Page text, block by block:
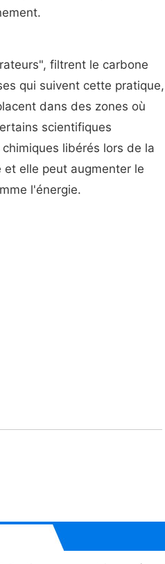
filtrent le carbone
qui suivent cette pratique,
dans des zones où
scientifiques
libérés lors de la
elle peut augmenter le
l'énergie.